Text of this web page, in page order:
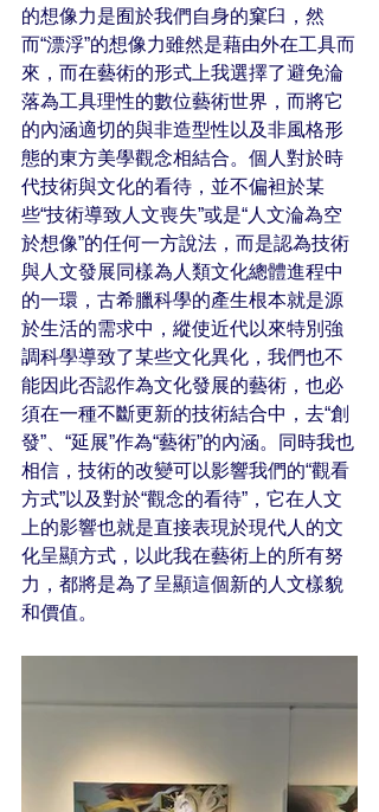
的想像力是囿於我們自身的窠臼，然
而“漂浮”的想像力雖然是藉由外在工具而
來，而在藝術的形式上我選擇了避免淪
落為工具理性的數位藝術世界，而將它
的內涵適切的與非造型性以及非風格形
態的東方美學觀念相結合。個人對於時
代技術與文化的看待，並不偏袒於某
些“技術導致人文喪失”或是“人文淪為空
於想像”的任何一方說法，而是認為技術
與人文發展同樣為人類文化總體進程中
的一環，古希臘科學的產生根本就是源
於生活的需求中，縱使近代以來特別強
調科學導致了某些文化異化，我們也不
能因此否認作為文化發展的藝術，也必
須在一種不斷更新的技術結合中，去“創
發”、“延展”作為“藝術”的內涵。同時我也
相信，技術的改變可以影響我們的“觀看
方式”以及對於“觀念的看待”，它在人文
上的影響也就是直接表現於現代人的文
化呈顯方式，以此我在藝術上的所有努
力，都將是為了呈顯這個新的人文樣貌
和價值。